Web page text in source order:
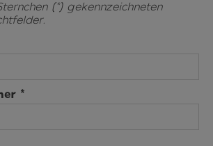
(*) gekennzeichneten
*